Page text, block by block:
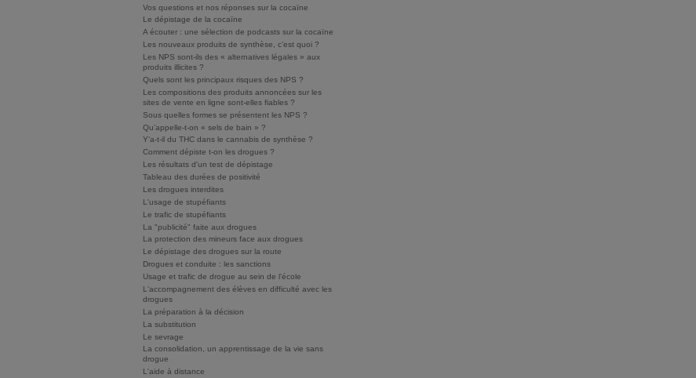
Vos questions et nos réponses sur la cocaïne
Le dépistage de la cocaïne
A écouter : une sélection de podcasts sur la cocaïne
Les nouveaux produits de synthèse, c’est quoi ?
Les NPS sont-ils des « alternatives légales » aux
produits illicites ?
Quels sont les principaux risques des NPS ?
Les compositions des produits annoncées sur les
sites de vente en ligne sont-elles fiables ?
Sous quelles formes se présentent les NPS ?
Qu’appelle-t-on « sels de bain » ?
Y’a-t-il du THC dans le cannabis de synthèse ?
Comment dépiste t-on les drogues ?
Les résultats d'un test de dépistage
Tableau des durées de positivité
Les drogues interdites
L'usage de stupéfiants
Le trafic de stupéfiants
La "publicité" faite aux drogues
La protection des mineurs face aux drogues
Le dépistage des drogues sur la route
Drogues et conduite : les sanctions
Usage et trafic de drogue au sein de l'école
L'accompagnement des élèves en difficulté avec les
drogues
La préparation à la décision
La substitution
Le sevrage
La consolidation, un apprentissage de la vie sans
drogue
L'aide à distance